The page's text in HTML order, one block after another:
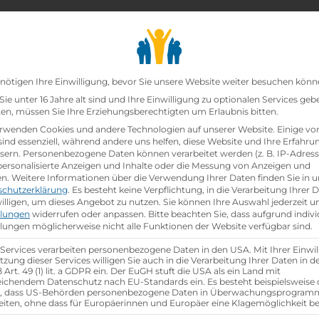
Lehrbetriebesearch
groupAnzahl Mitarbeiter
700+
Tage
Datenschutz-
Ihre Einwilligung, bevor Sie unsere Website weiter besuchen
unter 16 Jahre alt sind und Ihre Einwilligung zu optionalen Services
müssen Sie Ihre Erziehungsberechtigten um Erlaubnis bitten.
Cookies und andere Technologien auf unserer Website. Einige
essenziell, während andere uns helfen, diese Website und Ihre
Personenbezogene Daten können verarbeitet werden (z. B. IP-
Anzeigen und Inhalte oder die Messung von Anzeigen und
Weitere Informationen über die Verwendung Ihrer Daten finden Sie in
. Es besteht keine Verpflichtung, in die Verarbeitung Ihrer
um dieses Angebot zu nutzen. Sie können Ihre Auswahl jederzeit
widerrufen oder anpassen. Bitte beachten Sie, dass aufgrund
möglicherweise nicht alle Funktionen der Website verfügbar sind.
verarbeiten personenbezogene Daten in den USA. Mit Ihrer
dieser Services willigen Sie auch in die Verarbeitung Ihrer Daten in
Art. 49 (1) lit. a GDPR ein. Der EuGH stuft die USA als ein Land mit
Datenschutz nach EU-Standards ein. Es besteht beispielsweise
dass US-Behörden personenbezogene Daten in
ohne dass für Europäerinnen und Europäer eine Klagemöglichkeit